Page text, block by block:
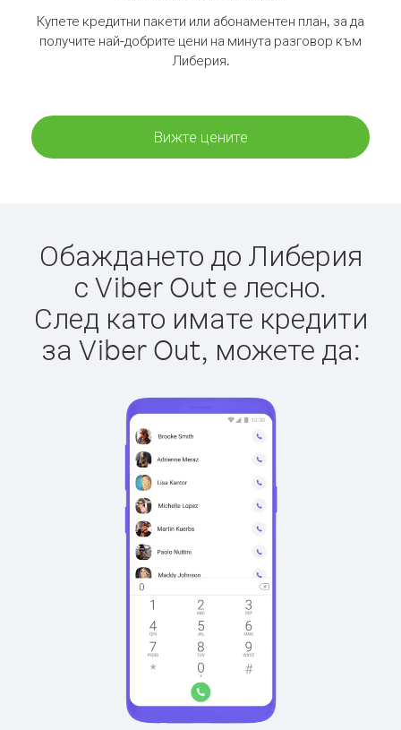
Купете кредитни пакети или абонаментен план, за да
получите най-добрите цени на минута разговор към
Либерия.
Вижте цените
Обаждането до Либерия
с Viber Out е лесно.
След като имате кредити
за Viber Out, можете да: